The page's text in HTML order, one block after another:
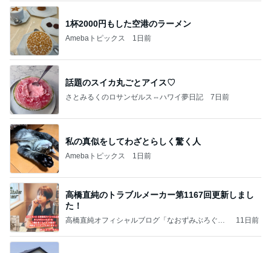
1杯2000円もした空港のラーメン
Amebaトピックス 1日前
話題のスイカ丸ごとアイス♡
さとみるくのロサンゼルス⇔ハワイ夢日記 7日前
私の真似をしてわざとらしく驚く人
Amebaトピックス 1日前
高橋直純のトラブルメーカー第1167回更新しまし
た！
高橋直純オフィシャルブログ「なおずみぶろぐ」
11日前